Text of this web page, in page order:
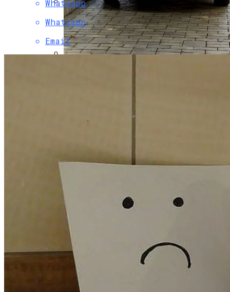
Коронавирус В США Оказался
Смертоноснее «испанки» 1918 Года
Извержение Вулкана На Юге Исландии:
Чрезвычайное Положение И Эвакуация
В Киеве Люди Вынуждены Ходить К
Метро По Улице Без Тротуара
Whatsapp
Whatsapp
Email